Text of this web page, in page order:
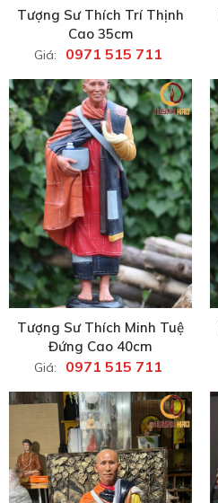
Tượng Sư Thích Trí Thịnh
Cao 35cm
Giá: 0971 515 711
Tượng Sư Thích Minh Tuệ
Đứng Cao 40cm
Giá: 0971 515 711